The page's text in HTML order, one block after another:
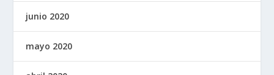
junio 2020
mayo 2020